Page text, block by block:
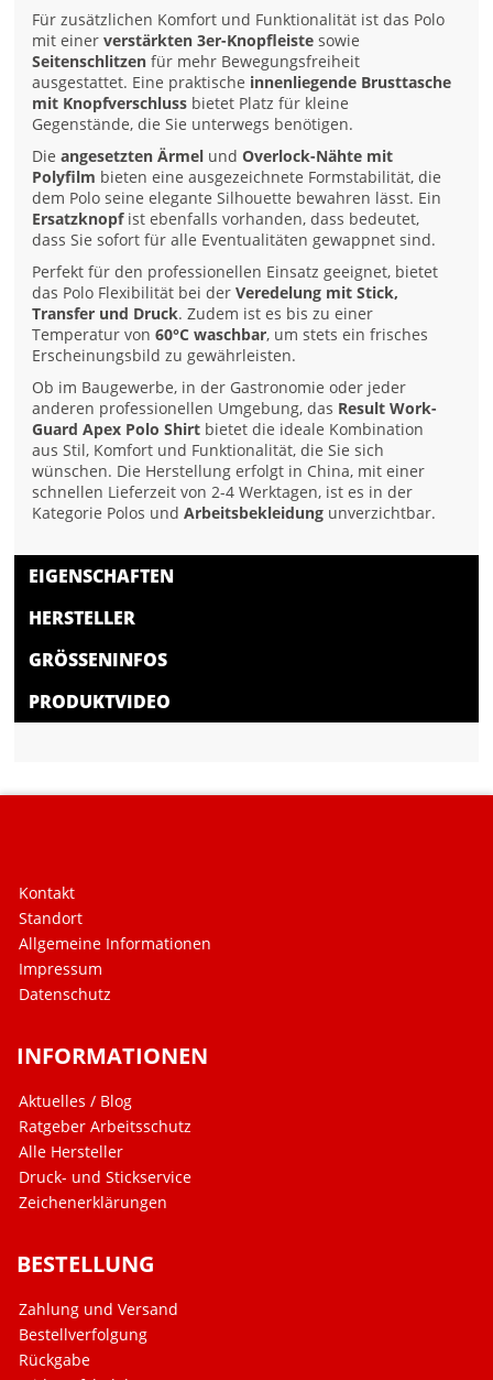
Für zusätzlichen Komfort und Funktionalität ist das Polo
mit einerverstärkten 3er-Knopfleiste sowie
Seitenschlitzen für mehr Bewegungsfreiheit
ausgestattet. Eine praktische innenliegende Brusttasche
mit Knopfverschluss bietet Platz für kleine
Gegenstände, die Sie unterwegs benötigen.
Dieangesetzten Ärmel undOverlock-Nähte mit
Polyfilm bieten eine ausgezeichnete Formstabilität, die
dem Polo seine elegante Silhouette bewahren lässt. Ein
Ersatzknopfist ebenfalls vorhanden, dass bedeutet,
dass Sie sofort für alle Eventualitäten gewappnet sind.
Perfekt für den professionellen Einsatz geeignet, bietet
das Polo Flexibilität bei derVeredelung mit Stick,
Transfer und Druck. Zudem ist es bis zu einer
Temperatur von60°C waschbar, um stets ein frisches
Erscheinungsbild zu gewährleisten.
Ob im Baugewerbe, in der Gastronomie oder jeder
anderen professionellen Umgebung, das Result Work-
Guard Apex Polo Shirt bietet die ideale Kombination
aus Stil, Komfort und Funktionalität, die Sie sich
wünschen. Die Herstellung erfolgt in China, mit einer
schnellen Lieferzeit von 2-4 Werktagen, ist es in der
Kategorie Polos undArbeitsbekleidung unverzichtbar.
EIGENSCHAFTEN
HERSTELLER
GRÖSSENINFOS
PRODUKTVIDEO
Kontakt
Standort
Allgemeine Informationen
Impressum
Datenschutz
INFORMATIONEN
Aktuelles / Blog
Ratgeber Arbeitsschutz
Alle Hersteller
Druck- und Stickservice
Zeichenerklärungen
BESTELLUNG
Zahlung und Versand
Bestellverfolgung
Rückgabe